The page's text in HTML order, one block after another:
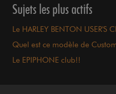
Sujets les plus actifs
Le HARLEY BENTON USER'S
Quel est ce modèle de
Le EPIPHONE club!!